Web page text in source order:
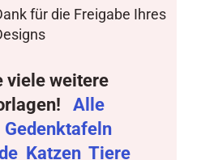
für die Freigabe Ihres
viele weitere
Alle
Gedenktafeln
Katzen Tiere